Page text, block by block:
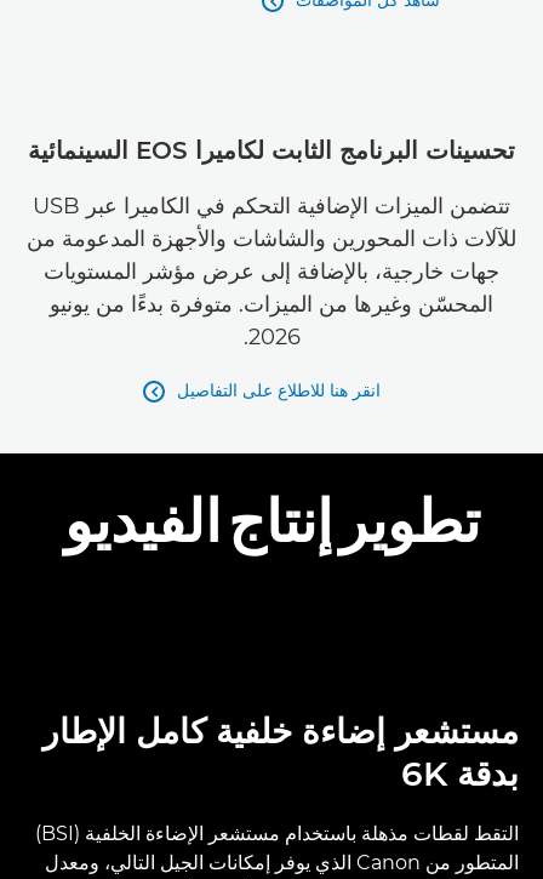
تحسينات البرنامج الثابت لكاميرا EOS السينمائية
تتضمن الميزات الإضافية التحكم في الكاميرا عبر USB
للآلات ذات المحورين والشاشات والأجهزة المدعومة من
جهات خارجية، بالإضافة إلى عرض مؤشر المستويات
المحسّن وغيرها من الميزات. متوفرة بدءًا من يونيو
2026.
انقر هنا للاطلاع على التفاصيل 
تطوير إنتاج الفيديو
مستشعر إضاءة خلفية كامل الإطار
بدقة 6K
التقط لقطات مذهلة باستخدام مستشعر الإضاءة الخلفية (BSI)
المتطور من Canon الذي يوفر إمكانات الجيل التالي، ومعدل